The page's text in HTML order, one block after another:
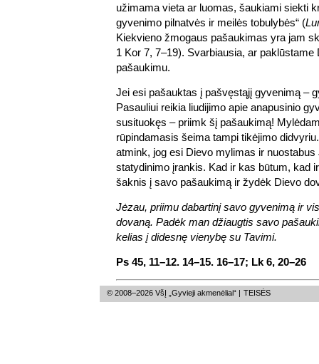
užimama vieta ar luomas, šaukiami siekti
gyvenimo pilnatvės ir meilės tobulybės“ (
Kiekvieno žmogaus pašaukimas yra jam
1 Kor 7, 7–19). Svarbiausia, ar
pašaukimu.
Jei esi pašauktas į pašvęstąjį gyvenimą –
Pasauliui reikia liudijimo apie anapusinio
susituokęs – priimk šį pašaukimą!
rūpindamasis šeima tampi tikėjimo
atmink, jog esi Dievo mylimas ir
statydinimo įrankis. Kad ir kas būtum, kad
šaknis į savo pašaukimą ir žydėk Dievo
Jėzau, priimu dabartinį savo gyvenimą ir
dovaną. Padėk man džiaugtis savo
kelias į didesnę vienybę su Tavimi.
Ps 45, 11–12. 14–15. 16–17; Lk 6, 20–26
© 2008–2026 VšĮ „Gyvieji akmenėliai“ | TEISĖS